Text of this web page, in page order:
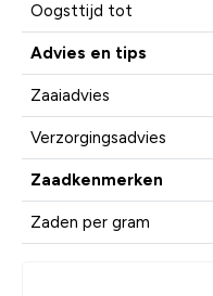
Oogsttijd tot
Advies en tips
Zaaiadvies
Verzorgingsadvies
Zaadkenmerken
Zaden per gram